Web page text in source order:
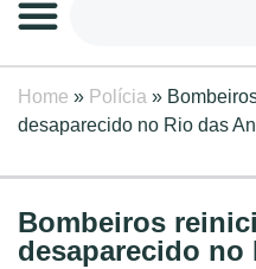
Home » Polícia »
desaparecido no Rio das
Bombeiros
desaparecido no